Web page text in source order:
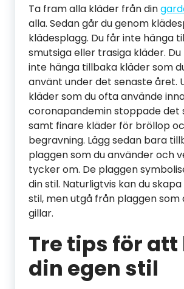
Ta fram alla kläder från din
alla. Sedan går du genom
klädesplagg. Du får inte hänga
smutsiga eller trasiga kläder.
inte hänga tillbaka kläder som
använt under det senaste året.
kläder som du ofta använde
coronapandemin stoppade det
samt finare kläder för bröllop
begravning. Lägg sedan bara
plaggen som du använder och
tycker om. De plaggen
din stil. Naturligtvis kan du
stil, men utgå från plaggen som
gillar.
Tre tips för
din egen stil